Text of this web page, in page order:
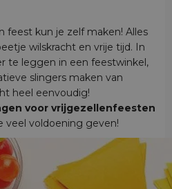
feest kun je zelf maken! Alles
wilskracht en vrije tijd. In
te leggen in een feestwinkel,
slingers maken van
heel eenvoudig!
voor vrijgezellenfeesten
veel voldoening geven!